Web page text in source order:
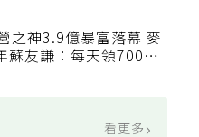
之神3.9億暴富落幕 麥
年蘇友謙：每天領700元